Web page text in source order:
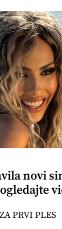
novi
PRVI PLES